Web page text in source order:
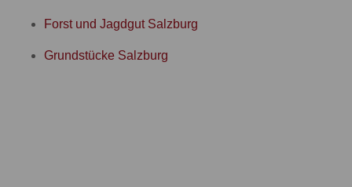
Forst und Jagdgut Salzburg
Grundstücke Salzburg